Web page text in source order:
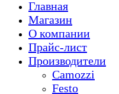
Главная
Магазин
О компании
Прайс-лист
Производители
Camozzi
Festo